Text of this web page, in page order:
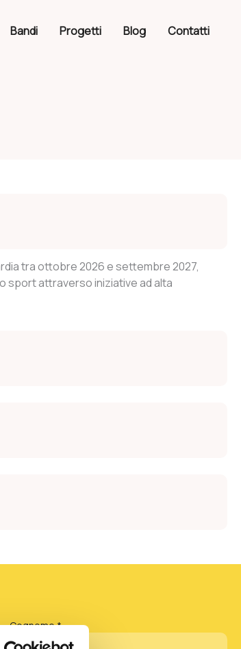
Bandi Progetti Blog Contatti
tra ottobre 2026 e settembre 2027,
sport attraverso iniziative ad alta
Cognome *